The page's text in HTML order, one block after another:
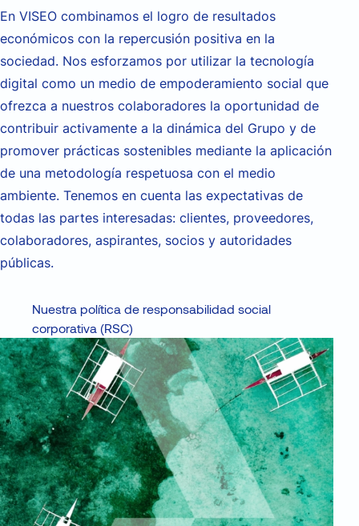
En VISEO combinamos el logro de resultados
económicos con la repercusión positiva en la
sociedad. Nos esforzamos por utilizar la tecnología
digital como un medio de empoderamiento social que
ofrezca a nuestros colaboradores la oportunidad de
contribuir activamente a la dinámica del Grupo y de
promover prácticas sostenibles mediante la aplicación
de una metodología respetuosa con el medio
ambiente. Tenemos en cuenta las expectativas de
todas las partes interesadas: clientes, proveedores,
colaboradores, aspirantes, socios y autoridades
públicas.
Nuestra política de responsabilidad social
corporativa (RSC)